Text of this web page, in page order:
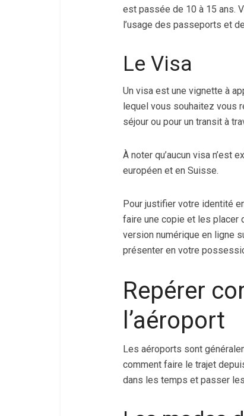
est passée de 10 à 15 ans.
l’usage des passeports et
Le Visa
Un visa est une vignette à
lequel vous souhaitez vous
séjour ou pour un transit à
À noter qu’aucun visa n’est
européen et en Suisse.
Pour justifier votre identité
faire une copie et les placer
version numérique en ligne
présenter en votre
Repérer
l’aéroport
Les aéroports sont
comment faire le trajet
dans les temps et passer